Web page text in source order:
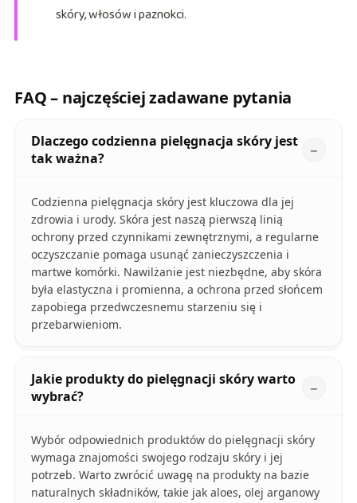
skóry, włosów i paznokci.
FAQ – najczęściej zadawane pytania
Dlaczego codzienna pielęgnacja skóry jest
tak ważna?
Codzienna pielęgnacja skóry jest kluczowa dla jej
zdrowia i urody. Skóra jest naszą pierwszą linią
ochrony przed czynnikami zewnętrznymi, a regularne
oczyszczanie pomaga usunąć zanieczyszczenia i
martwe komórki. Nawilżanie jest niezbędne, aby skóra
była elastyczna i promienna, a ochrona przed słońcem
zapobiega przedwczesnemu starzeniu się i
przebarwieniom.
Jakie produkty do pielęgnacji skóry warto
wybrać?
Wybór odpowiednich produktów do pielęgnacji skóry
wymaga znajomości swojego rodzaju skóry i jej
potrzeb. Warto zwrócić uwagę na produkty na bazie
naturalnych składników, takie jak aloes, olej arganowy